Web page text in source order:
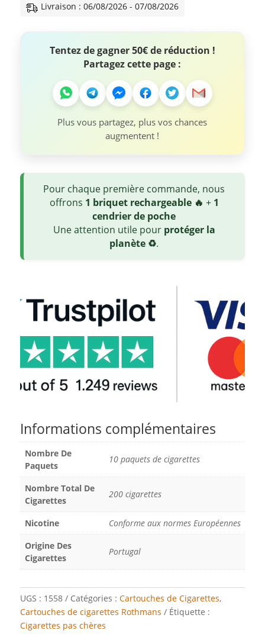
Livraison : 06/08/2026 - 07/08/2026
Tentez de gagner 50€ de réduction !
Partagez cette page :
Plus vous partagez, plus vos chances
augmentent !
Pour chaque première commande, nous
offrons 1 briquet rechargeable 🔥 + 1
cendrier de poche
Une attention utile pour protéger la
planète ♻️.
Informations complémentaires
Nombre De
Paquets
10 paquets de cigarettes
Nombre Total De
Cigarettes
200 cigarettes
Nicotine
Conforme aux normes Européennes
Origine Des
Cigarettes
Portugal
UGS : 1558 Catégories : Cartouches de Cigarettes,
Cartouches de cigarettes Rothmans
Étiquette :
Cigarettes pas chères